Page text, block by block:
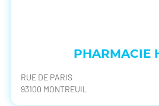
PHARMACIE
RUE DE PARIS
93100 MONTREUIL